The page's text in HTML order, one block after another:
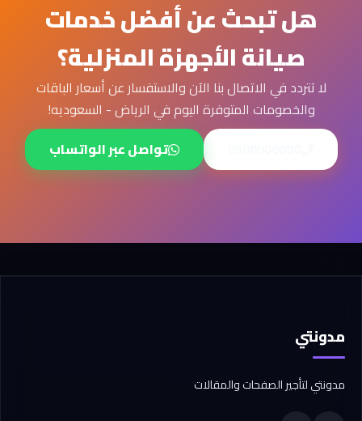
هل تبحث عن أفضل خدمات
صيانة الأجهزة المنزلية؟
لا تتردد في الاتصال بنا الآن والاستفسار عن أسعار الباقات
والخصومات المتوفرة اليوم في الرياض - السعوديه!
تواصل عبر الواتساب
مدونتي
مدونتي لتأجير الصفحات والمقالات